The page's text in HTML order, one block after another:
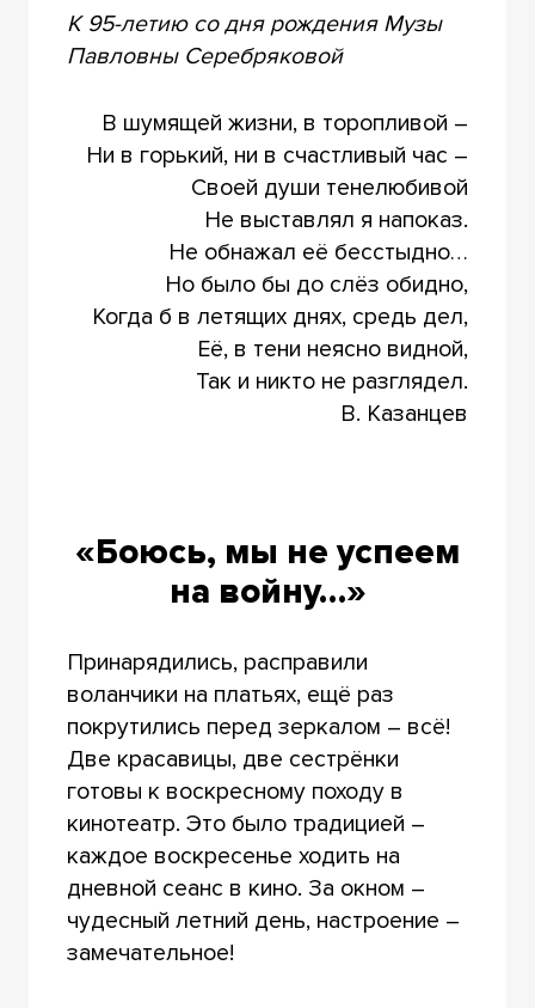
К 95-летию со дня рождения Музы
Павловны Серебряковой
В шумящей жизни, в торопливой –
Ни в горький, ни в счастливый час –
Своей души тенелюбивой
Не выставлял я напоказ.
Не обнажал её бесстыдно…
Но было бы до слёз обидно,
Когда б в летящих днях, средь дел,
Её, в тени неясно видной,
Так и никто не разглядел.
В. Казанцев
«Боюсь, мы не успеем
на войну…»
Принарядились, расправили
воланчики на платьях, ещё раз
покрутились перед зеркалом – всё!
Две красавицы, две сестрёнки
готовы к воскресному походу в
кинотеатр. Это было традицией –
каждое воскресенье ходить на
дневной сеанс в кино. За окном –
чудесный летний день, настроение –
замечательное!